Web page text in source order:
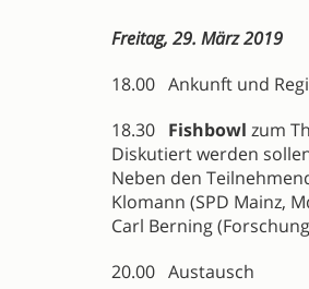
Freitag, 29. März 2019
18.00 Ankunft und
18.30 Fishbowl zum
Diskutiert werden
Neben den
Klomann (SPD Mainz,
Carl Berning
20.00 Austausch